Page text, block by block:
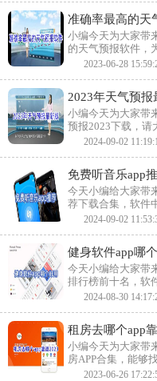
准确率最高的天
小编今天为大家带
的天气预报软件，
询最新天气变化情
2023-06-28
2023年天气预报
小编今天为大家带
预报2023下载，请
雨、短时强降水等
2024-09-02
免费听音乐app
今天小编给大家带
荐下载合集，软件
种流行歌曲，可以
2024-09-02
健身软件app哪
今天小编给大家带
排行榜前十名，软
地点的限制。无论
2024-08-30
租房去哪个app
小编今天为大家带
房APP合集，能够
接去和房东聊天，
2023-06-26